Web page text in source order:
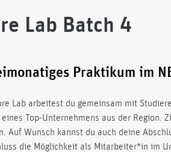
Lab Batch 4
Praktikum im
Lab arbeitest du gemeinsam mit
Top-Unternehmens aus der Region.
Auf Wunsch kannst du auch deine
die Möglichkeit als Mitarbeiter*in im